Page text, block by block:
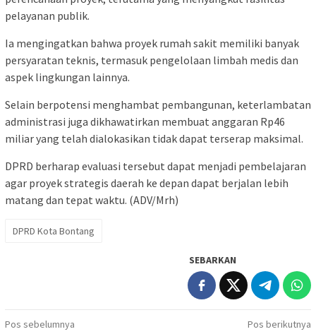
pelayanan publik.
Ia mengingatkan bahwa proyek rumah sakit memiliki banyak
persyaratan teknis, termasuk pengelolaan limbah medis dan
aspek lingkungan lainnya.
Selain berpotensi menghambat pembangunan, keterlambatan
administrasi juga dikhawatirkan membuat anggaran Rp46
miliar yang telah dialokasikan tidak dapat terserap maksimal.
DPRD berharap evaluasi tersebut dapat menjadi pembelajaran
agar proyek strategis daerah ke depan dapat berjalan lebih
matang dan tepat waktu. (ADV/Mrh)
DPRD Kota Bontang
SEBARKAN
Navigasi
Pos sebelumnya
Pos berikutnya